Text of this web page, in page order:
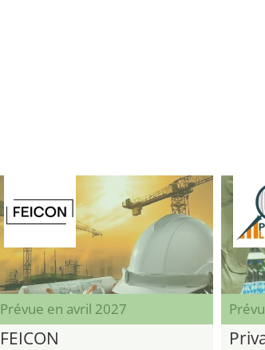
Prévue en avril 2027
FEICON